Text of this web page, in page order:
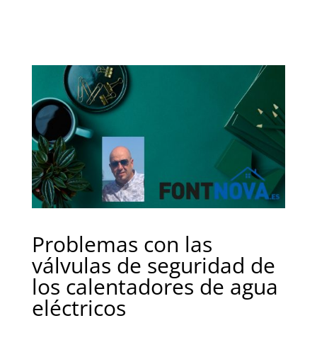
Problemas con las
válvulas de seguridad de
los calentadores de agua
eléctricos